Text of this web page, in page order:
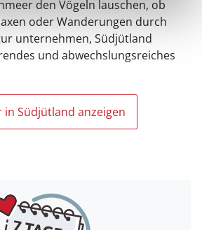
den Vögeln lauschen, ob
oder Wanderungen durch
unternehmen, Südjütland
und abwechslungsreiches
in Südjütland anzeigen